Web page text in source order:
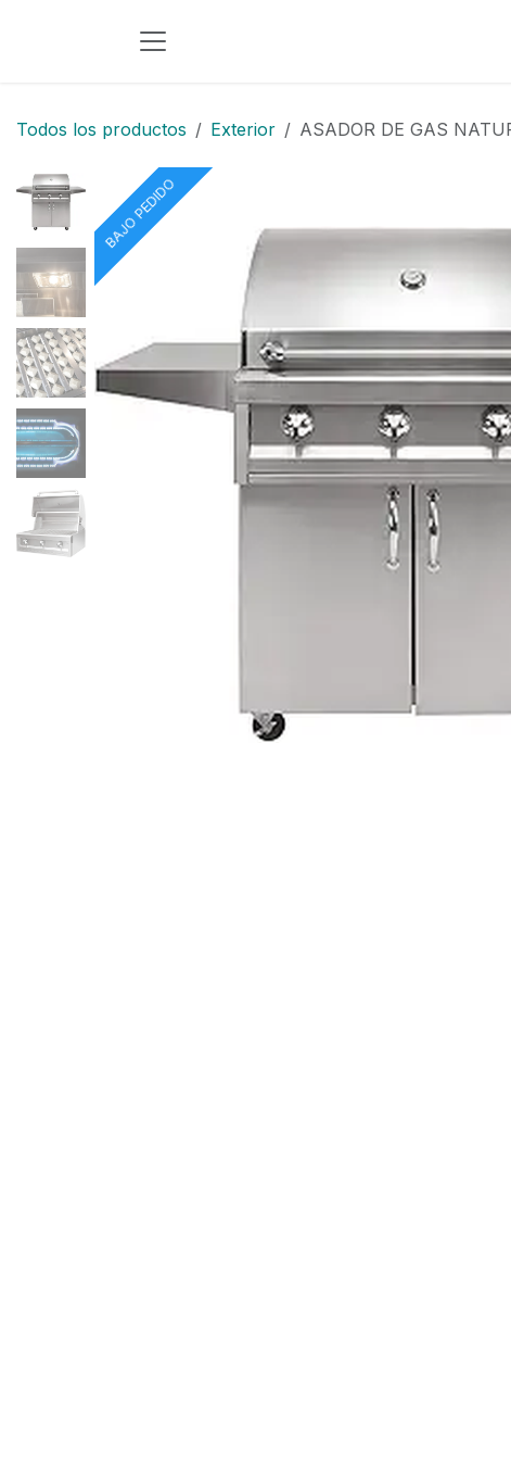
Todos los productos Exterior ASADOR DE GAS
BAJO PEDIDO
BAJO PEDIDO